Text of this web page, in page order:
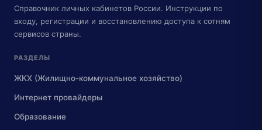
Справочник личных кабинетов России. Инструкции по
входу, регистрации и восстановлению доступа к сотням
сервисов страны.
РАЗДЕЛЫ
ЖКХ (Жилищно-коммунальное хозяйство)
Интернет провайдеры
Образование